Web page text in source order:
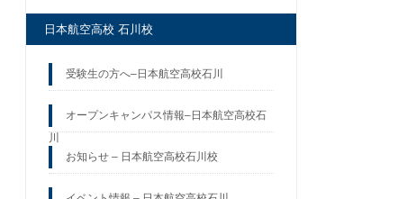
日本航空高校 石川校
受験生の方へ–日本航空高校石川
オープンキャンパス情報–日本航空高校石
川
お知らせ – 日本航空高校石川校